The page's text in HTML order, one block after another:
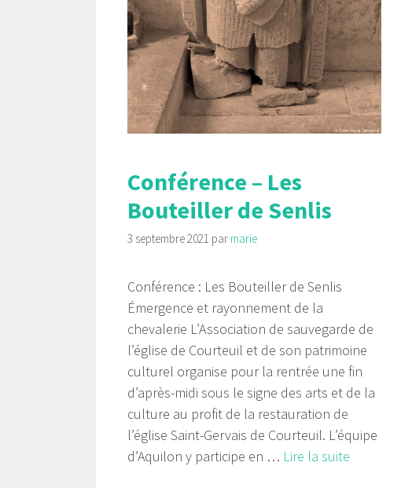
Conférence – Les
Bouteiller de Senlis
3 septembre 2021 par marie
Conférence : Les Bouteiller de Senlis
Émergence et rayonnement de la
chevalerie L’Association de sauvegarde de
l’église de Courteuil et de son patrimoine
culturel organise pour la rentrée une fin
d’après-midi sous le signe des arts et de la
culture au profit de la restauration de
l’église Saint-Gervais de Courteuil. L’équipe
d’Aquilon y participe en … Lire la suite